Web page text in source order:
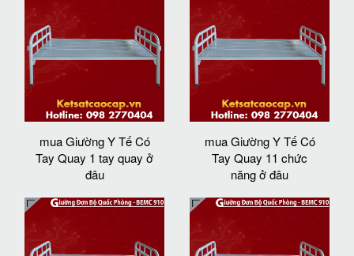
mua Giường Y Tế Có
Tay Quay 1 tay quay ở
đâu
mua Giường Y Tế Có
Tay Quay 11 chức
năng ở đâu